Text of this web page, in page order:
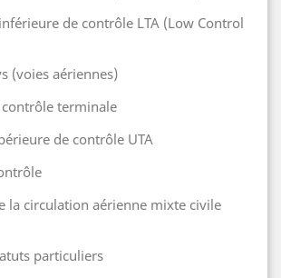
de contrôle LTA (Low Control
(voies aériennes)
contrôle terminale
de contrôle UTA
la circulation aérienne mixte civile
particuliers